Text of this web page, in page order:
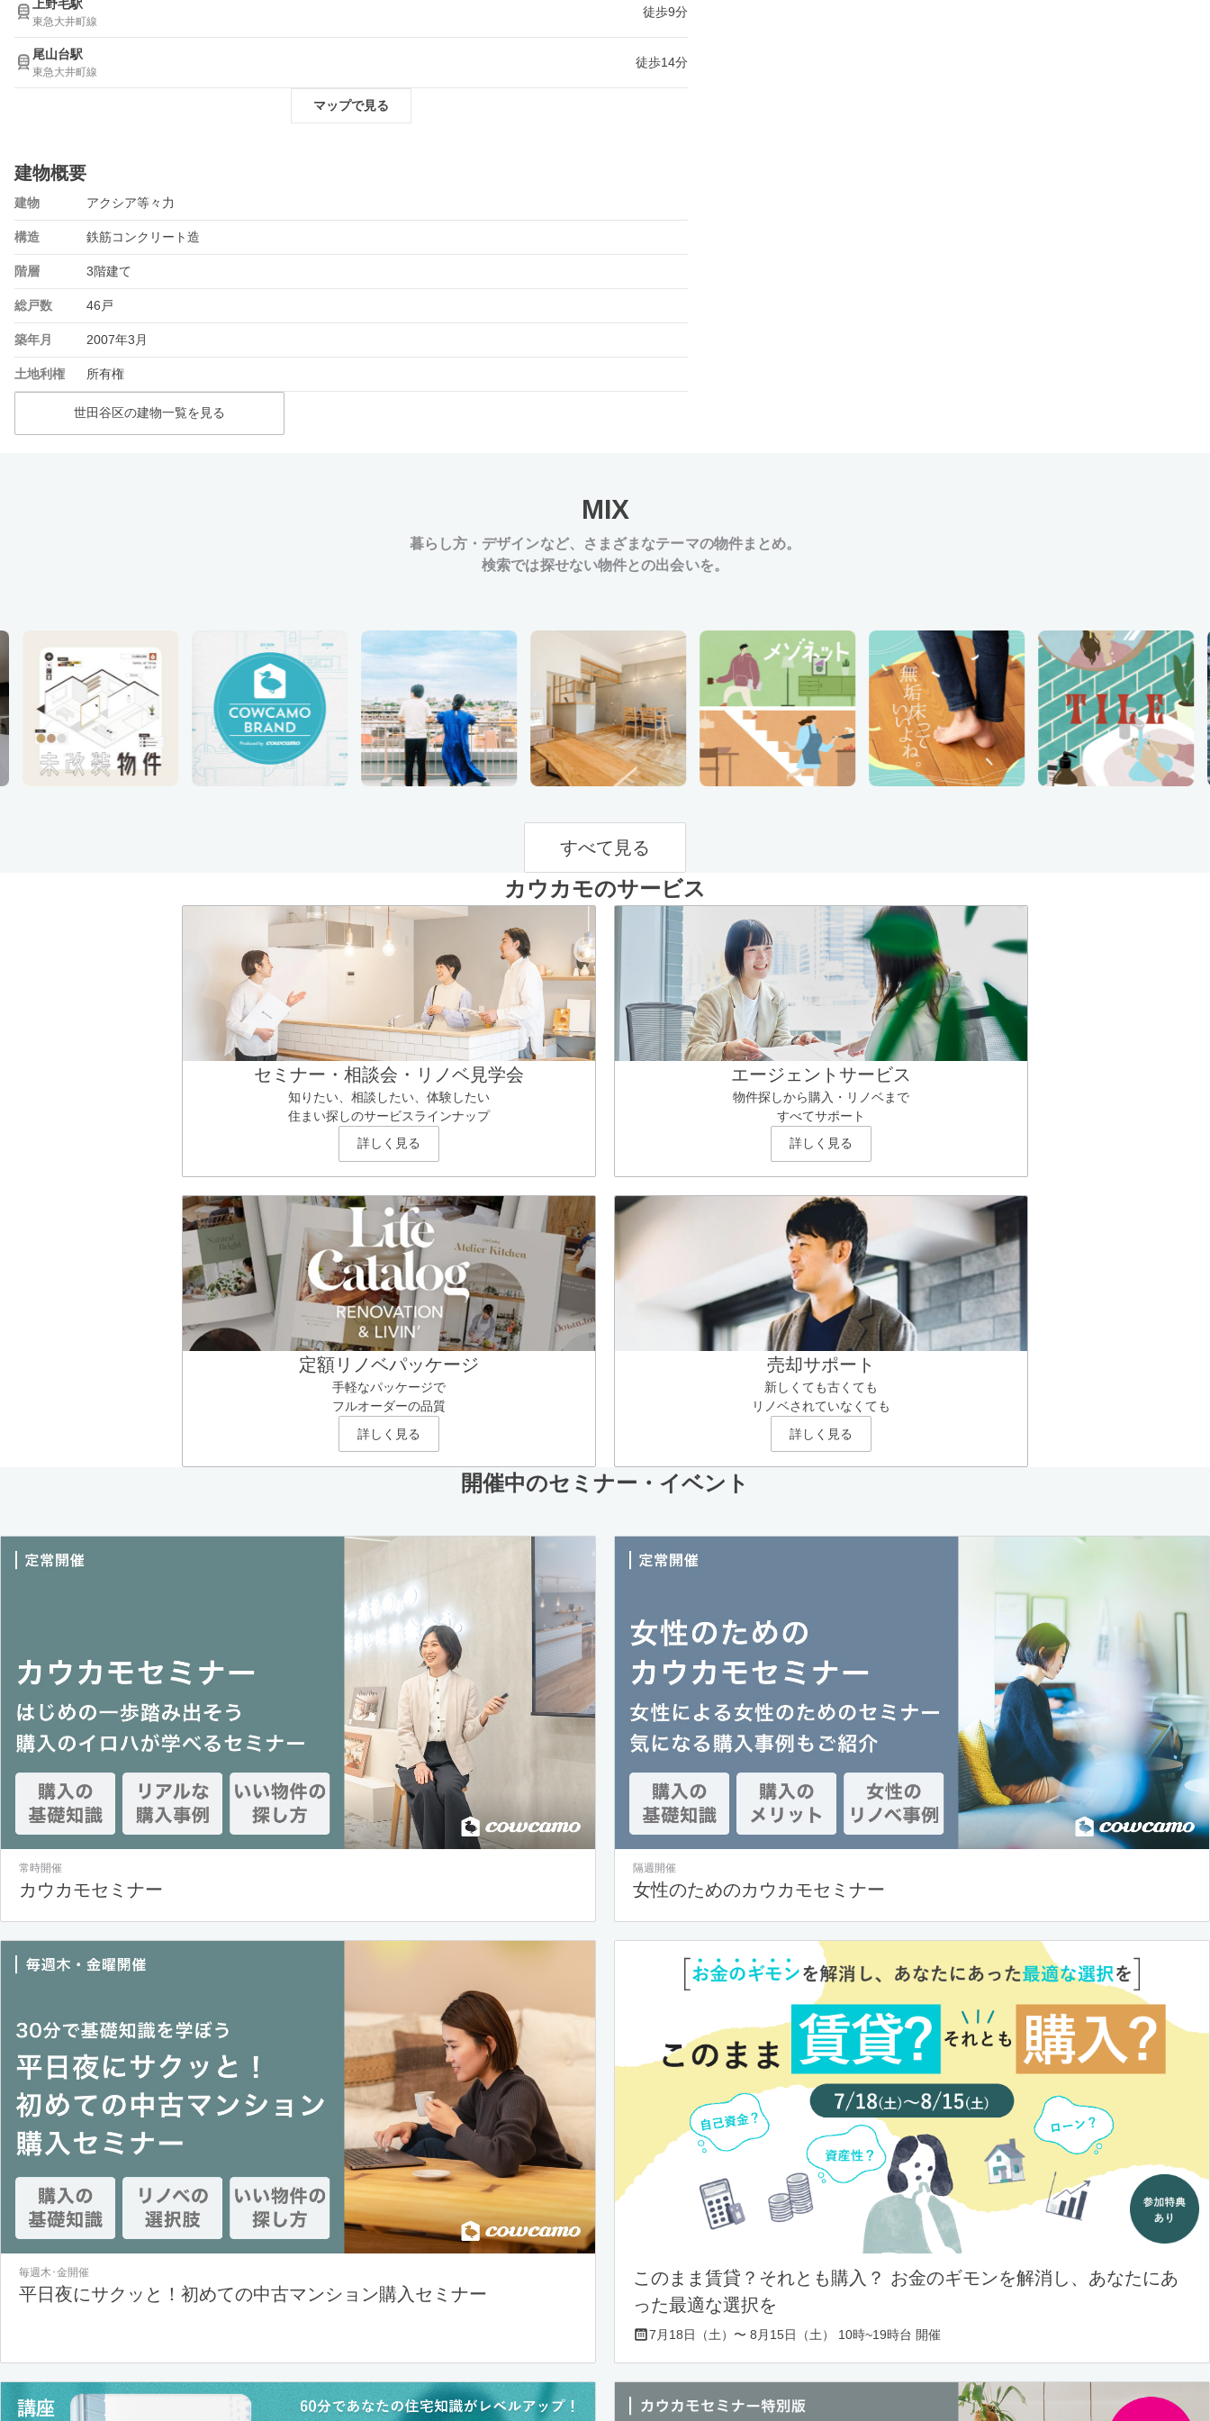
上野毛駅
東急大井町線
徒歩9分
尾山台駅
東急大井町線
徒歩14分
マップで見る
建物概要
建物 アクシア等々力
構造 鉄筋コンクリート造
階層 3階建て
総戸数 46戸
築年月 2007年3月
土地利権 所有権
世田谷区の建物一覧を見る
MIX
暮らし方・デザインなど、
さまざまなテーマの物件まとめ。
検索では探せない物件との出会いを。
すべて見る
カウカモのサービス
セミナー・相談会・リノベ見学会
知りたい、相談したい、体験したい
住まい探しのサービスラインナップ
詳しく見る
エージェントサービス
物件探しから購入・リノベまで
すべてサポート
詳しく見る
定額リノベパッケージ
手軽なパッケージで
フルオーダーの品質
詳しく見る
売却サポート
新しくても古くても
リノベされていなくても
詳しく見る
開催中のセミナー・イベント
常時開催
カウカモセミナー
隔週開催
女性のためのカウカモセミナー
毎週木･金開催
平日夜にサクッと！初めての中古マンション購入セミナー
このまま賃貸？それとも購入？ お金のギモンを解消し、あなたにあ
った最適な選択を
7月18日（土）〜 8月15日（土） 10時~19時台 開催